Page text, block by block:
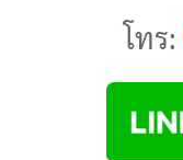
โทร: